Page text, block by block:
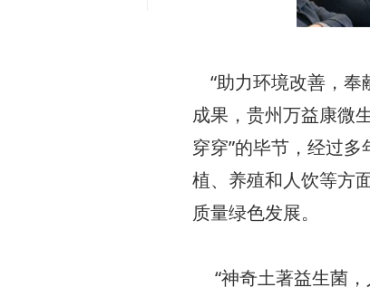
“助力环境改善，奉
成果，贵州万益康微
穿穿”的毕节，经过
植、养殖和人饮等方
质量绿色发展。
“神奇土著益生菌，